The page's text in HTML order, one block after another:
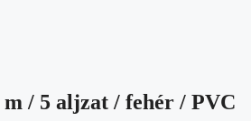
m / 5 aljzat / fehér / PVC